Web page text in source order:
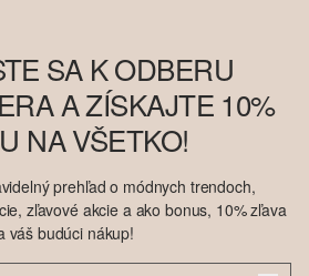
SA K ODBERU
A ZÍSKAJTE 10%
NA VŠETKO!
prehľad o módnych trendoch,
zľavové akcie a ako bonus, 10% zľava
váš budúci nákup!